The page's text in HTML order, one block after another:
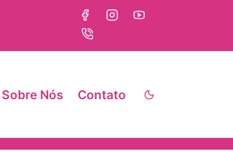
Sobre Nós Contato